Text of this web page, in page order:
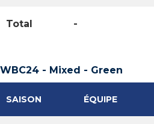
Total -
WBC24 - Mixed - Green
SAISON ÉQUIPE